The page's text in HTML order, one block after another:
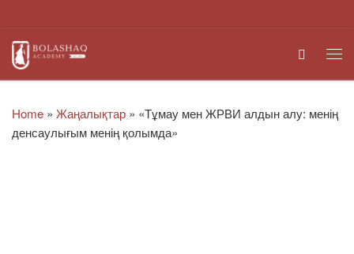
Search
Home » Жаңалықтар » «Тұмау мен ЖРВИ алдын алу: менің
денсаулығым менің қолымда»